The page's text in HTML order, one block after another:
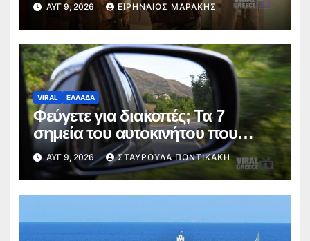
ΑΥΓ 9, 2026 ΕΙΡΗΝΑΊΟΣ ΜΑΡΆΚΗΣ
VIRAL ΕΛΛΑΔΑ
Φεύγετε για διακοπές; Τα 7
σημεία του αυτοκινήτου που
πρέπει να ελέγξετε πριν από το
ταξίδι
ΑΥΓ 9, 2026 ΣΤΑΥΡΟΎΛΑ ΠΟΝΤΙΚΆΚΗ